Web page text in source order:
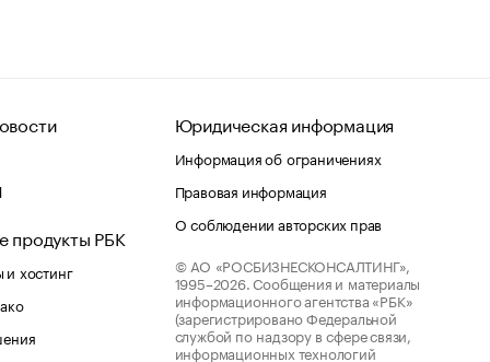
продукты РБК
хостинг
Юридическая информация
Информация об ограничениях
Правовая информация
О соблюдении авторских прав
© АО «РОСБИЗНЕСКОНСАЛТИНГ»,
1995–2026. Сообщения и материалы
информационного агентства «РБК»
(зарегистрировано Федеральной
службой по надзору в сфере связи,
информационных технологий